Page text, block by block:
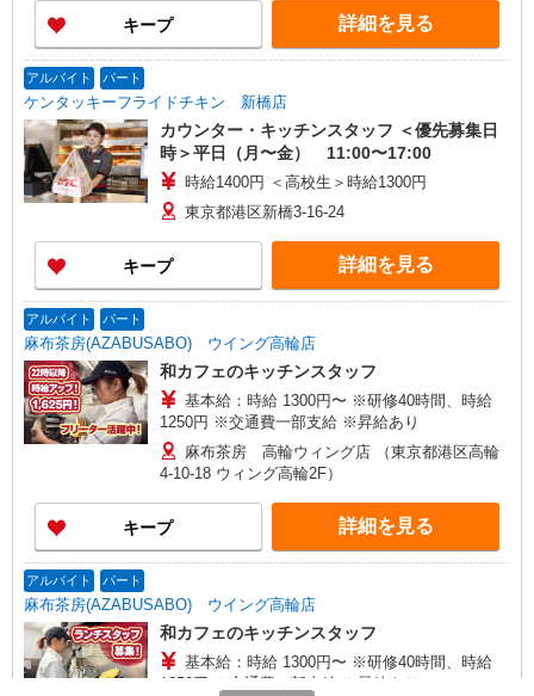
キープ 詳細を見る
アルバイト パート
ケンタッキーフライドチキン 新橋店
カウンター・キッチンスタッフ ＜優先募集日
時＞平日（月〜金） 11:00〜17:00
時給1400円 ＜高校生＞時給1300円
東京都港区新橋3-16-24
キープ 詳細を見る
アルバイト パート
麻布茶房(AZABUSABO) ウイング高輪店
和カフェのキッチンスタッフ
基本給：時給 1300円〜 ※研修40時間、時給
1250円 ※交通費一部支給 ※昇給あり
麻布茶房 高輪ウィング店 （東京都港区高輪
4-10-18 ウィング高輪2F）
キープ 詳細を見る
アルバイト パート
麻布茶房(AZABUSABO) ウイング高輪店
和カフェのキッチンスタッフ
基本給：時給 1300円〜 ※研修40時間、時給
1250円 ※交通費一部支給 ※昇給あり